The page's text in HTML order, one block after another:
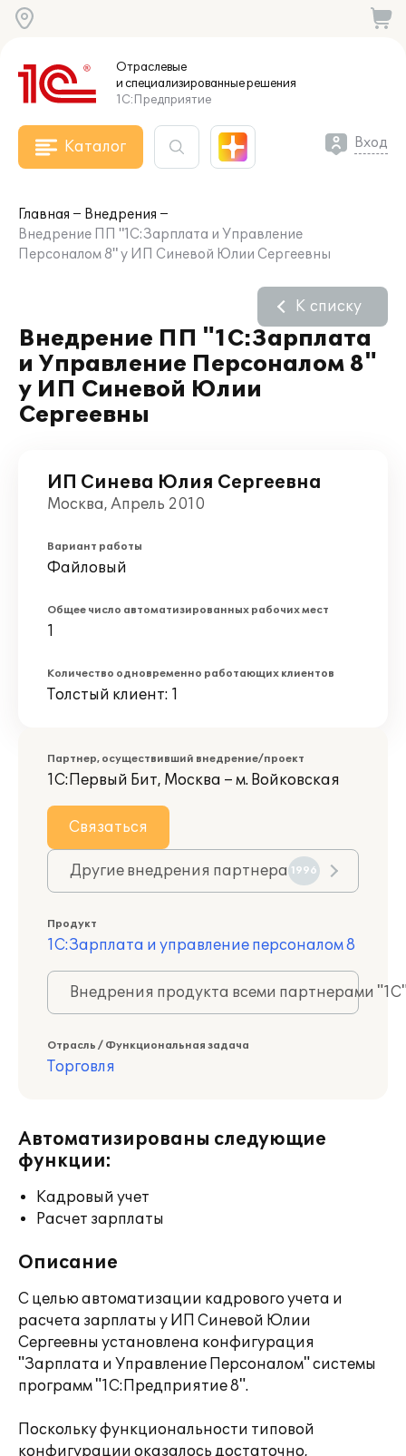
Отраслевые
и специализированныерешения
1С:Предприятие
Каталог Вход
Главная
Внедрения
Внедрение ПП "1С:Зарплата и Управление
Персоналом 8" у ИП Синевой Юлии Сергеевны
Внедрение ПП "1С:Зарплата
и Управление Персоналом 8"
у ИП Синевой Юлии
Сергеевны
К списку
ИП Синева Юлия Сергеевна
Москва, Апрель 2010
Вариант работы
Файловый
Общее число автоматизированных рабочих мест
1
Количество одновременно работающих клиентов
Толстый клиент: 1
Партнер, осуществивший внедрение/проект
1С:Первый Бит, Москва – м. Войковская
Связаться
Другие внедрения партнера 1996
Продукт
1С:Зарплата и управление персоналом 8
Внедрения продукта всеми партнерами
Отрасль / Функциональная задача
Торговля
Автоматизированы следующие
функции:
Кадровый учет
Расчет зарплаты
Описание
С целью автоматизации кадрового учета и
расчета зарплаты у ИП Синевой Юлии
Сергеевны установлена конфигурация
"Зарплата и Управление Персоналом" системы
программ "1С:Предприятие 8".
Поскольку функциональности типовой
конфигурации оказалось достаточно,